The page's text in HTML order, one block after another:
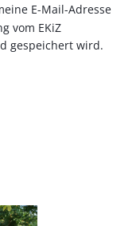
E-Mail-Adresse
vom EKiZ
gespeichert wird.